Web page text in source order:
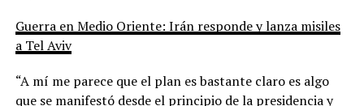
Guerra en Medio Oriente: Irán responde y lanza misiles
a Tel Aviv
“A mí me parece que el plan es bastante claro es algo
que se manifestó desde el principio de la presidencia y